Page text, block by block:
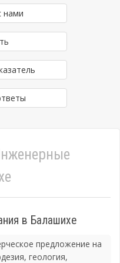
нами
в Балашихе
предложение на
геология,